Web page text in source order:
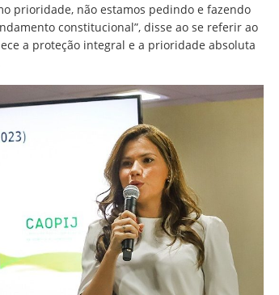
prioridade, não estamos pedindo e fazendo
constitucional”, disse ao se referir ao
a proteção integral e a prioridade absoluta